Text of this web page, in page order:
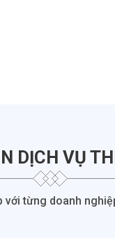
DỊCH VỤ
từng doanh